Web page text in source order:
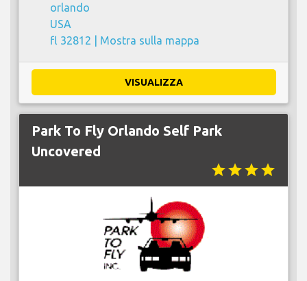
orlando
USA
fl 32812 | Mostra sulla mappa
VISUALIZZA
Park To Fly Orlando Self Park
Uncovered
starstarstarstar